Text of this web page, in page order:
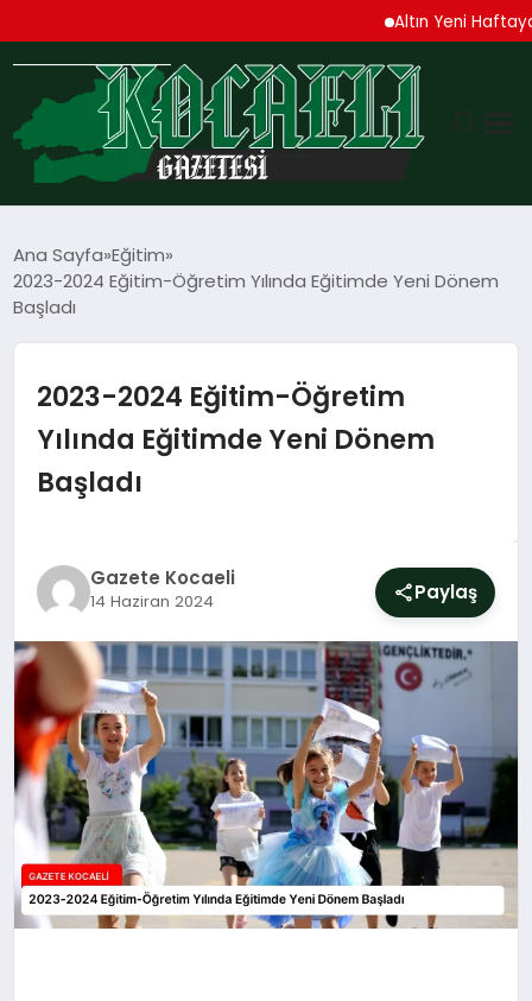
Altın Yeni Haftaya
TEKNOLOJI
MAGAZIN
YAŞAM
DÜNYA
SAĞLIK
EĞITIM
Ana Sayfa Eğitim
2023-2024 Eğitim-Öğretim Yılında Eğitimde Yeni Dönem
Başladı
2023-2024 Eğitim-Öğretim
Yılında Eğitimde Yeni Dönem
Başladı
Gazete Kocaeli
14 Haziran 2024 Paylaş